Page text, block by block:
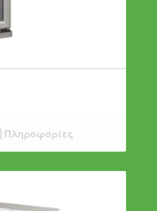
Πληροφορίες